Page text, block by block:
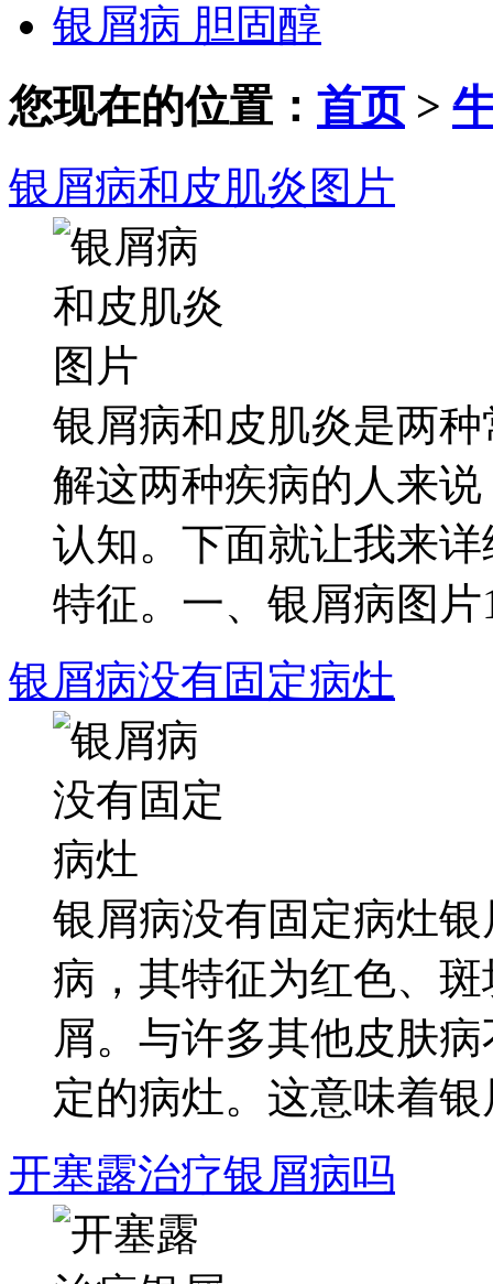
银屑病 胆固醇
您现在的位置： 首页>
银屑病和皮肌炎图片
银屑病和皮肌炎是两
解这两种疾病的人来
认知。下面就让我来
特征。一、银屑病图片
银屑病没有固定病灶
银屑病没有固定病灶
病，其特征为红色、
屑。与许多其他皮肤
定的病灶。这意味着
开塞露治疗银屑病吗